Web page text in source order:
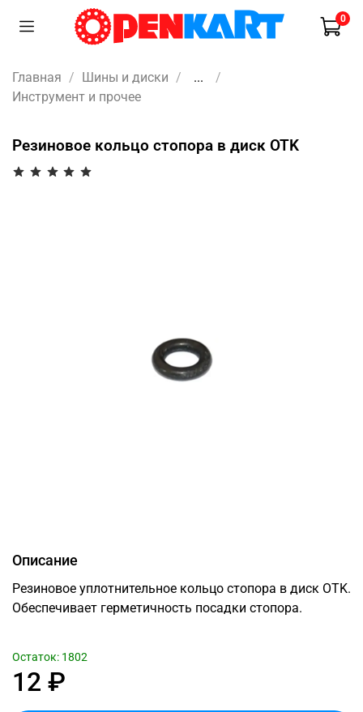
0
Главная Шины и диски
...
Инструмент и прочее
Резиновое кольцо стопора в диск OTK
Описание
Резиновое уплотнительное кольцо стопора в диск OTK.
Обеспечивает герметичность посадки стопора.
12 ₽
Остаток: 1802